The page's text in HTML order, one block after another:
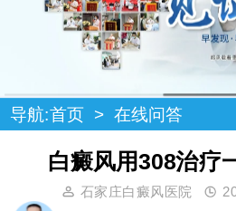
导航:首页 > 在线问答
白癜风用308治疗
石家庄白癜风医院